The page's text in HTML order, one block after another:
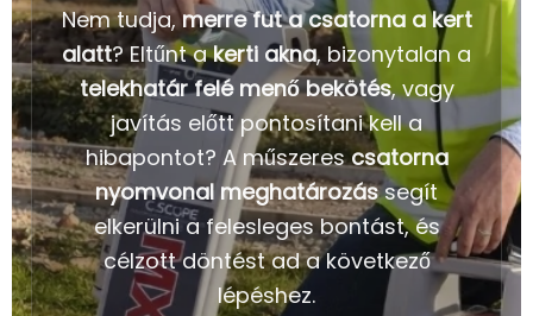
Nem tudja,merre fut a csatorna a kert
alatt? Eltűnt akerti akna, bizonytalan a
telekhatár felé menő bekötés, vagy
javítás előtt pontosítani kell a
hibapontot? A műszerescsatorna
nyomvonal meghatározássegít
elkerülni a felesleges bontást, és
célzott döntést ad a következő
lépéshez.